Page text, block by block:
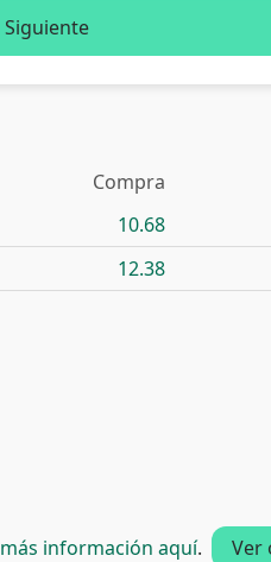
Siguiente
Compra
10.68
12.38
más información aquí. Ver